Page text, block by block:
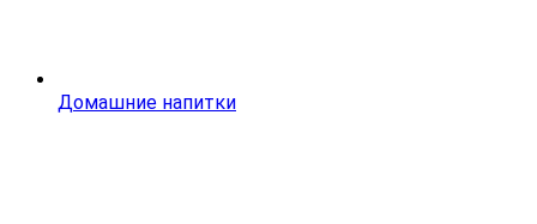
Домашние напитки